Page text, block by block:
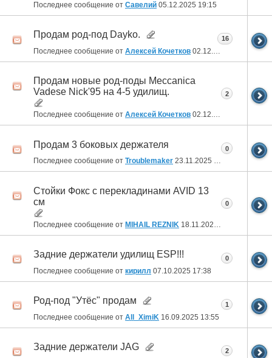
Последнее сообщение от Савелий 05.12.2025 19:15
Продам род-под Dayko.
Последнее сообщение от Алексей Кочетков 02.12.2025
16
Продам новые род-поды Meccanica
Vadese Nick'95 на 4-5 удилищ.
Последнее сообщение от Алексей Кочетков 02.12.2025
2
Продам 3 боковых держателя
Последнее сообщение от Troublemaker 23.11.2025 00:07
0
Стойки Фокс с перекладинами AVID 13
см
Последнее сообщение от MIHAIL REZNIK 18.11.2025
0
Задние держатели удилищ ESP!!!
Последнее сообщение от кирилл 07.10.2025 17:38
0
Род-под "Утёс" продам
Последнее сообщение от All_XimiK 16.09.2025 13:55
1
Задние держатели JAG 2